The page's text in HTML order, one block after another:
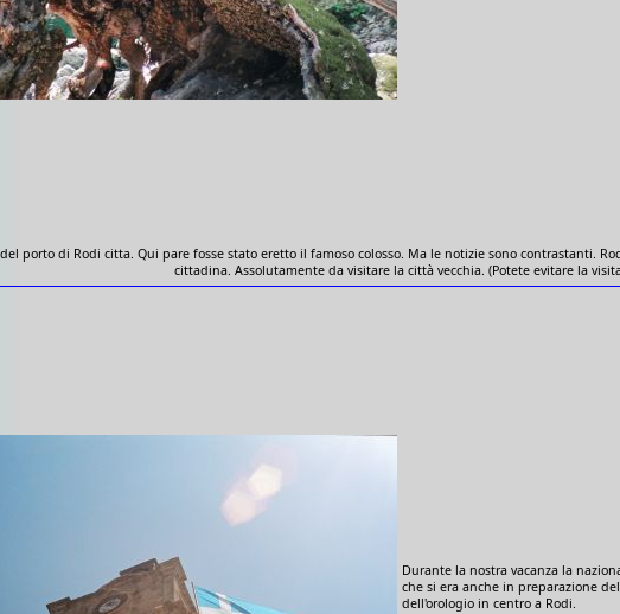
porto di Rodi citta. Qui pare fosse stato eretto il famoso colosso. Ma le notizie sono contrastanti.
cittadina. Assolutamente da visitare la città vecchia. (Potete evitare la
Durante la nostra vacanza la
che si era anche in preparazione
dell'orologio in centro a Rodi.